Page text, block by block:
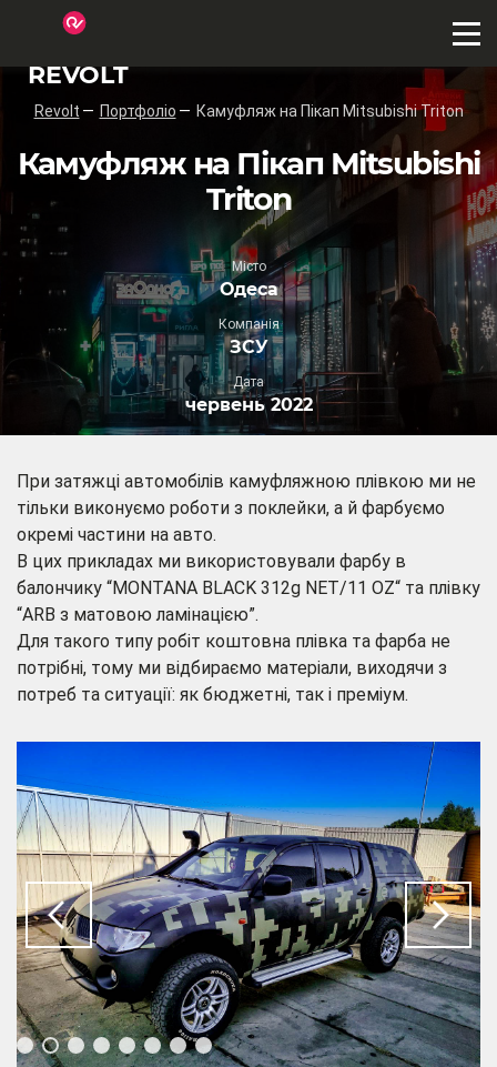
REVOLT
Revolt Портфоліо Камуфляж на Пікап Mitsubishi Triton
Камуфляж на Пікап Mitsubishi
Triton
Місто
Одеса
Компанія
ЗСУ
Дата
червень 2022
При затяжці автомобілів камуфляжною плівкою ми не
тільки виконуємо роботи з поклейки, а й фарбуємо
окремі частини на авто.
В цих прикладах ми використовували фарбу в
балончику “MONTANA BLACK 312g NET/11 OZ“ та плівку
“ARB з матовою ламінацією”.
Для такого типу робіт коштовна плівка та фарба не
потрібні, тому ми відбираємо матеріали, виходячи з
потреб та ситуації: як бюджетні, так і преміум.